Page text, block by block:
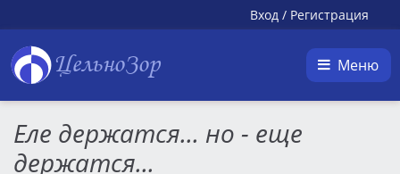
Вход / Регистрация
ЦельноЗор Меню
Еле держатся... но - еще
держатся...